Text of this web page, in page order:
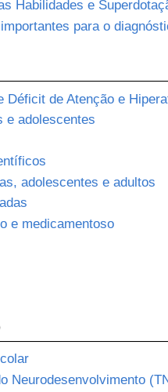
Habilidades e
para o
Déficit de Atenção e
e adolescentes
adolescentes e adultos
e medicamentoso
Neurodesenvolvimento